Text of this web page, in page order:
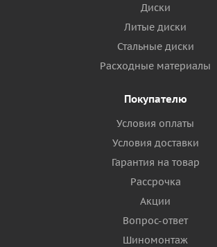
Диски
Литые диски
Стальные диски
Расходные материалы
Покупателю
Условия оплаты
Условия доставки
Гарантия на товар
Рассрочка
Акции
Вопрос-ответ
Шиномонтаж